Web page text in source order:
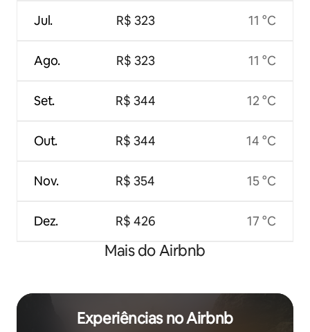
Jul.
Ago.
Set.
Out.
Nov.
Dez.
R$ 323
R$ 323
R$ 344
R$ 344
R$ 354
R$ 426
11 °C
11 °C
12 °C
14 °C
15 °C
17 °C
Mais do Airbnb
Experiências no Airbnb